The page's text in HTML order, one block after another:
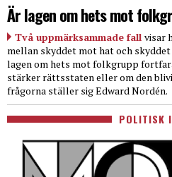
Är lagen om hets mot
Två uppmärksammade fall visar
mellan skyddet mot hat och
lagen om hets mot folkgrupp
stärker rättsstaten eller om den
frågorna ställer sig Edward Nordén.
POLITISK